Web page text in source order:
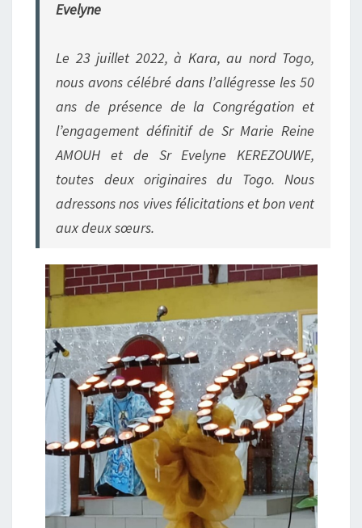
Evelyne
Le 23 juillet 2022, à Kara, au nord Togo,
nous avons célébré dans l’allégresse les 50
ans de présence de la Congrégation et
l’engagement définitif de Sr Marie Reine
AMOUH et de Sr Evelyne KEREZOUWE,
toutes deux originaires du Togo. Nous
adressons nos vives félicitations et bon vent
aux deux sœurs.